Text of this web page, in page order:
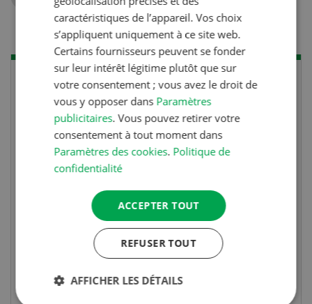
Photo mystère 07-08/26
caractéristiques de l’appareil. Vos choix
s’appliquent uniquement à ce site web.
Certains fournisseurs peuvent se fonder
sur leur intérêt légitime plutôt que sur
votre consentement ; vous avez le droit de
vous y opposer dans Paramètres
publicitaires. Vous pouvez retirer votre
consentement à tout moment dans
Paramètres des cookies. Politique de
confidentialité
ACCEPTER TOUT
REFUSER TOUT
AFFICHER LES DÉTAILS